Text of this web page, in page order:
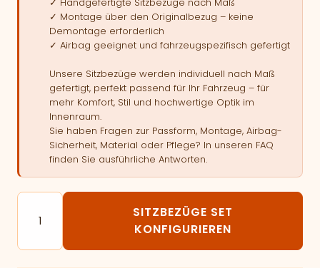
✓ Montage über den Originalbezug – keine
Demontage erforderlich
✓ Airbag geeignet und fahrzeugspezifisch gefertigt
Unsere Sitzbezüge werden individuell nach Maß
gefertigt, perfekt passend für Ihr Fahrzeug – für
mehr Komfort, Stil und hochwertige Optik im
Innenraum.
Sie haben Fragen zur Passform, Montage, Airbag-
Sicherheit, Material oder Pflege? In unseren FAQ
finden Sie ausführliche Antworten.
Autositzbezüge passend für SKODA Octavia III Menge
SITZBEZÜGE SET
KONFIGURIEREN